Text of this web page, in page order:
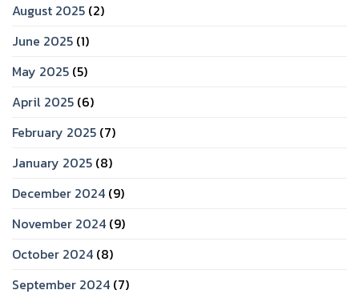
August 2025 (2)
June 2025 (1)
May 2025 (5)
April 2025 (6)
February 2025 (7)
January 2025 (8)
December 2024 (9)
November 2024 (9)
October 2024 (8)
September 2024 (7)